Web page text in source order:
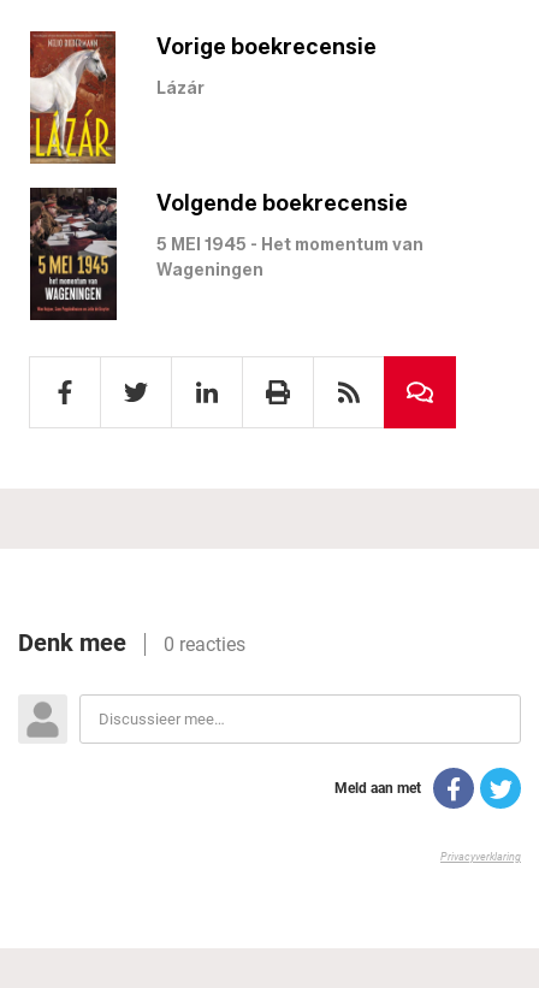
Vorige boekrecensie
Lázár
Volgende boekrecensie
5 MEI 1945 - Het momentum van
Wageningen